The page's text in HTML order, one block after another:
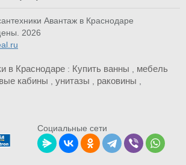
Авантаж в Краснодаре
2026
в Краснодаре : Купить ванны
мебель
кабины унитазы раковины
Социальные сети